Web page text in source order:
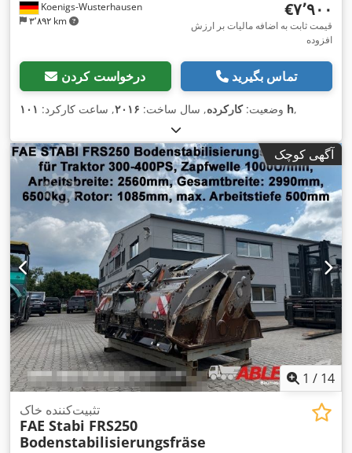
Koenigs-Wusterhausen
۳٬۸۹۲ km
‎€۷٬۹۰۰
قیمت ثابت به اضافه مالیات بر ارزش
افزوده
درخواست کردن تماس بگیرید
وضعیت:کارکرده, سال ساخت: ۲۰۱۶, ساعت کارکرد: ۱۰۱ h,
آگهی کوچک
1 / 14
تثبیت‌کننده خاک
FAE Stabi FRS250
Bodenstabilisierungsfräse